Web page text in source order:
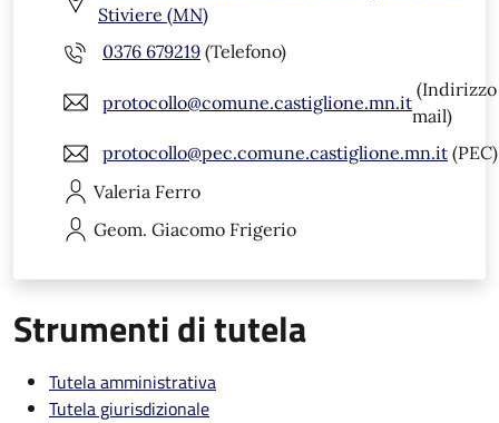
Stiviere (MN)
0376 679219 (Telefono)
protocollo@comune.castiglione.mn.it
(Indirizzo
mail)
protocollo@pec.comune.castiglione.mn.it (PEC)
Valeria Ferro
Geom. Giacomo Frigerio
Strumenti di tutela
Tutela amministrativa
Tutela giurisdizionale